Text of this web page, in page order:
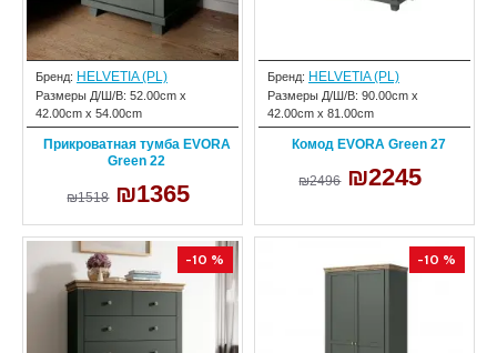
Бренд: HELVETIA (PL)
Размеры Д/Ш/В: 52.00cm x
42.00cm x 54.00cm
Прикроватная тумба EVORA
Green 22
₪1518 ₪1365
Бренд: HELVETIA (PL)
Размеры Д/Ш/В: 90.00cm x
42.00cm x 81.00cm
Комод EVORA Green 27
₪2496 ₪2245
-10 % -10 %